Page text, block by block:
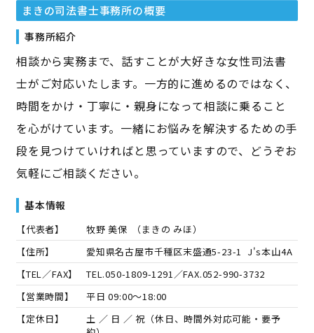
まきの司法書士事務所の概要
事務所紹介
相談から実務まで、話すことが大好きな女性司法書
士がご対応いたします。一方的に進めるのではなく、
時間をかけ・丁寧に・親身になって相談に乗ること
を心がけています。一緒にお悩みを解決するための手
段を見つけていければと思っていますので、どうぞお
気軽にご相談ください。
基本情報
【代表者】 牧野 美保 （まきの みほ）
【住所】
愛知県名古屋市千種区末盛通5-23-1 J's本山4A
【TEL／FAX】
TEL.050-1809-1291／FAX.052-990-3732
【営業時間】
平日 09:00～18:00
【定休日】
土 ／ 日 ／ 祝（休日、時間外対応可能・要予